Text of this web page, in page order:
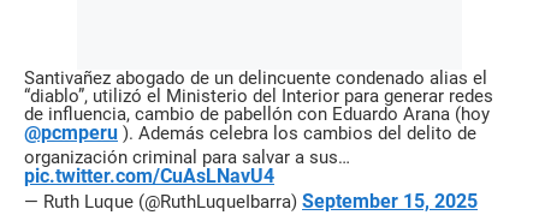
Santivañez abogado de un delincuente condenado alias el
“diablo”, utilizó el Ministerio del Interior para generar redes
de influencia, cambio de pabellón con Eduardo Arana (hoy
@pcmperu ). Además celebra los cambios del delito de
organización criminal para salvar a sus…
pic.twitter.com/CuAsLNavU4
— Ruth Luque (@RuthLuqueIbarra) September 15, 2025